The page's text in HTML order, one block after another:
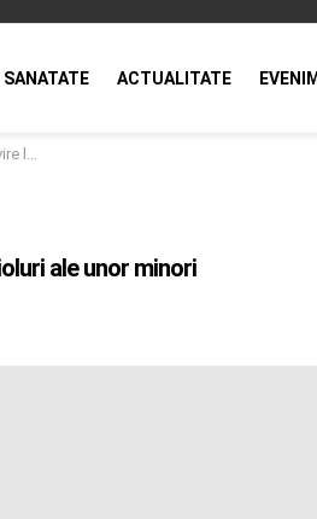
SANATATE ACTUALITATE
ale unor minori